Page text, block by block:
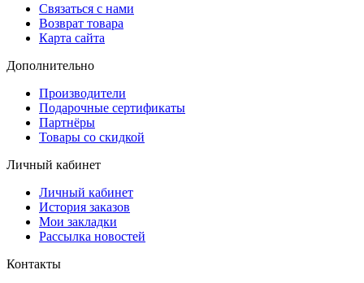
Связаться с нами
Возврат товара
Карта сайта
Дополнительно
Производители
Подарочные сертификаты
Партнёры
Товары со скидкой
Личный кабинет
Личный кабинет
История заказов
Мои закладки
Рассылка новостей
Контакты